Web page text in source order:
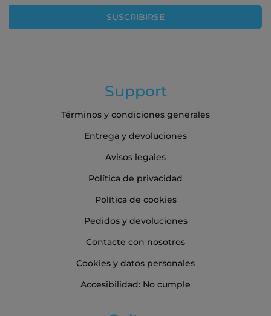
boletín
noticias:
SUSCRIBIRSE
Support
Términos y condiciones generales
Entrega y devoluciones
Avisos legales
Política de privacidad
Política de cookies
Pedidos y devoluciones
Contacte con nosotros
Cookies y datos personales
Accesibilidad: No cumple